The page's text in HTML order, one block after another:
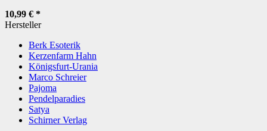
10,99 € *
Hersteller
Berk Esoterik
Kerzenfarm Hahn
Königsfurt-Urania
Marco Schreier
Pajoma
Pendelparadies
Satya
Schirner Verlag